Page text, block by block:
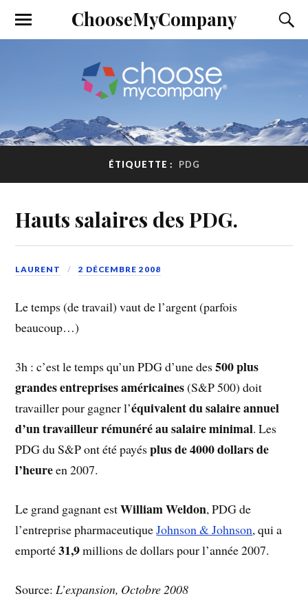
ChooseMyCompany
ÉTIQUETTE : PDG
Hauts salaires des PDG.
LAURENT 2 DÉCEMBRE 2008
Le temps (de travail) vaut de l’argent (parfois
beaucoup…)
3h : c’est le temps qu’un PDG d’une des500 plus
grandes entreprises américaines(S&P 500) doit
travailler pour gagner l’équivalent du salaire annuel
d’un travailleur rémunéré au salaire minimal. Les
PDG du S&P ont été payésplus de 4000 dollars de
l’heureen 2007.
Le grand gagnant estWilliam Weldon, PDG de
l’entreprise pharmaceutiqueJohnson & Johnson, qui a
emporté31,9millions de dollars pour l’année 2007.
Source: L’expansion, Octobre 2008